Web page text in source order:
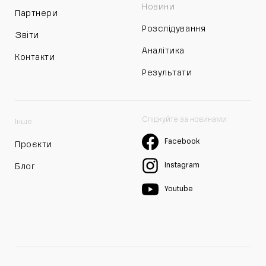
Партнери
Звіти
Контакти
Новини
Розслідування
Аналітика
Результати
Інше
Проєкти
Блог
Слідкуйте за новинами
Facebook
Instagram
Youtube